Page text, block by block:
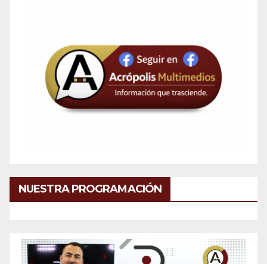
NUESTRA PROGRAMACIÓN